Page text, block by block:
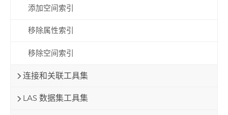
添加空间索引
移除属性索引
移除空间索引
连接和关联工具集
LAS 数据集工具集